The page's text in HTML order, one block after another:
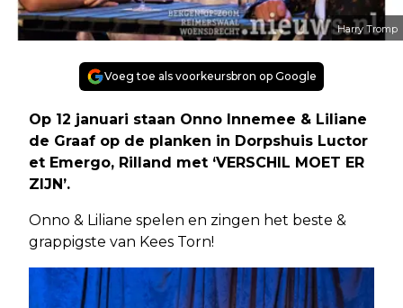
Harry Tromp
Voeg toe als voorkeursbron op Google
Op 12 januari staan Onno Innemee & Liliane
de Graaf op de planken in Dorpshuis Luctor
et Emergo, Rilland met ‘VERSCHIL MOET ER
ZIJN’.
Onno & Liliane spelen en zingen het beste &
grappigste van Kees Torn!